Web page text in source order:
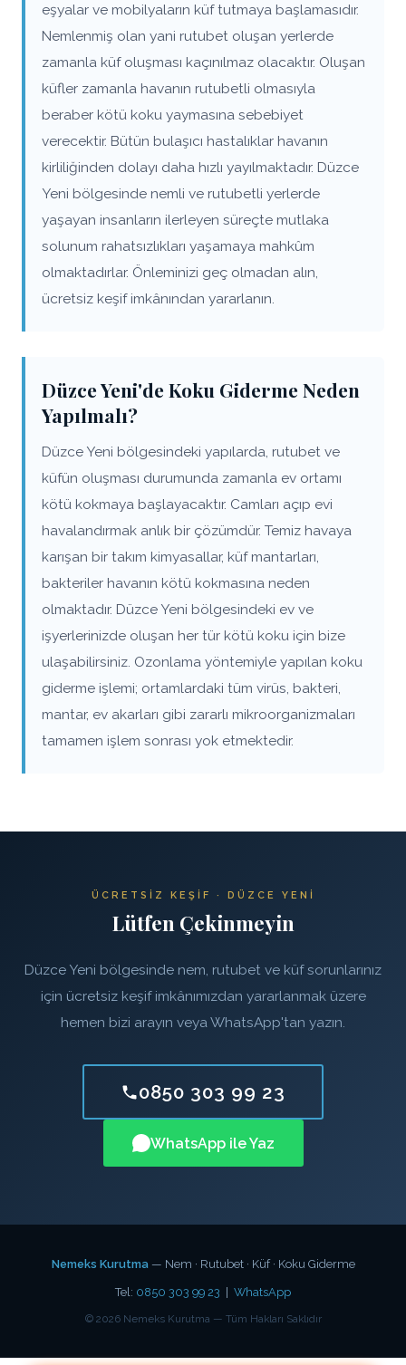
eşyalar ve mobilyaların küf tutmaya başlamasıdır.
Nemlenmiş olan yani rutubet oluşan yerlerde
zamanla küf oluşması kaçınılmaz olacaktır. Oluşan
küfler zamanla havanın rutubetli olmasıyla
beraber kötü koku yaymasına sebebiyet
verecektir. Bütün bulaşıcı hastalıklar havanın
kirliliğinden dolayı daha hızlı yayılmaktadır. Düzce
Yeni bölgesinde nemli ve rutubetli yerlerde
yaşayan insanların ilerleyen süreçte mutlaka
solunum rahatsızlıkları yaşamaya mahkûm
olmaktadırlar. Önleminizi geç olmadan alın,
ücretsiz keşif imkânından yararlanın.
Düzce Yeni'de Koku Giderme Neden
Yapılmalı?
Düzce Yeni bölgesindeki yapılarda, rutubet ve
küfün oluşması durumunda zamanla ev ortamı
kötü kokmaya başlayacaktır. Camları açıp evi
havalandırmak anlık bir çözümdür. Temiz havaya
karışan bir takım kimyasallar, küf mantarları,
bakteriler havanın kötü kokmasına neden
olmaktadır. Düzce Yeni bölgesindeki ev ve
işyerlerinizde oluşan her tür kötü koku için bize
ulaşabilirsiniz. Ozonlama yöntemiyle yapılan koku
giderme işlemi; ortamlardaki tüm virüs, bakteri,
mantar, ev akarları gibi zararlı mikroorganizmaları
tamamen işlem sonrası yok etmektedir.
ÜCRETSIZ KEŞIF · DÜZCE YENI
Lütfen Çekinmeyin
Düzce Yeni bölgesinde nem, rutubet ve küf sorunlarınız
için ücretsiz keşif imkânımızdan yararlanmak üzere
hemen bizi arayın veya WhatsApp'tan yazın.
0850 303 99 23
WhatsApp ile Yaz
Nemeks Kurutma— Nem · Rutubet · Küf · Koku Giderme
Tel: 0850 303 99 23 WhatsApp
© 2026Nemeks Kurutma — Tüm Hakları Saklıdır